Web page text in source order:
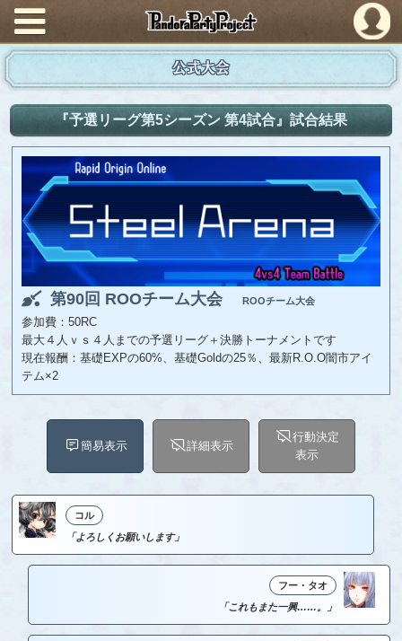
PandoraPartyProject
公式大会
『予選リーグ第5シーズン 第4試合』試合結果
第90回 ROOチーム大会 ROOチーム大会
参加費：50RC
最大４人ｖｓ４人までの予選リーグ＋決勝トーナメントです
現在報酬：基礎EXPの60%、基礎Goldの25％、最新R.O.O闇市アイ
テム×2
簡易表示 詳細表示
行動決定
表示
コル
「よろしくお願いします」
フー・タオ
「これもまた一興……。」